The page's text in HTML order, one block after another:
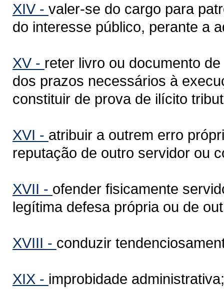
XIV - valer-se do cargo para
do interesse público, perante a
XV - reter livro ou documento
dos prazos necessários à
constituir de prova de ilícito
XVI - atribuir a outrem erro
reputação de outro servidor ou
XVII - ofender fisicamente
legítima defesa própria ou de
XVIII - conduzir
XIX - improbidade administrativa;